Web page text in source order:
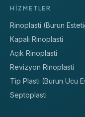
HIZMETLER
Rinoplasti (Burun
Kapalı Rinoplasti
Açık Rinoplasti
Revizyon Rinoplasti
Tip Plasti (Burun Ucu
Septoplasti